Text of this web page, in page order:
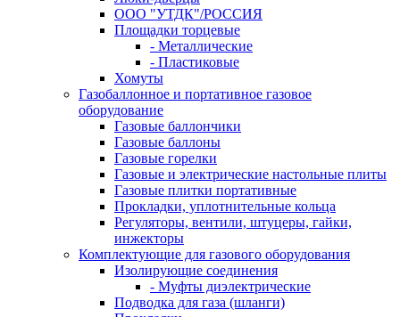
ООО "УТДК"/РОССИЯ
Площадки торцевые
- Металлические
- Пластиковые
Хомуты
Газобаллонное и портативное газовое
оборудование
Газовые баллончики
Газовые баллоны
Газовые горелки
Газовые и электрические настольные плиты
Газовые плитки портативные
Прокладки, уплотнительные кольца
Регуляторы, вентили, штуцеры, гайки,
инжекторы
Комплектующие для газового оборудования
Изолирующие соединения
- Муфты диэлектрические
Подводка для газа (шланги)